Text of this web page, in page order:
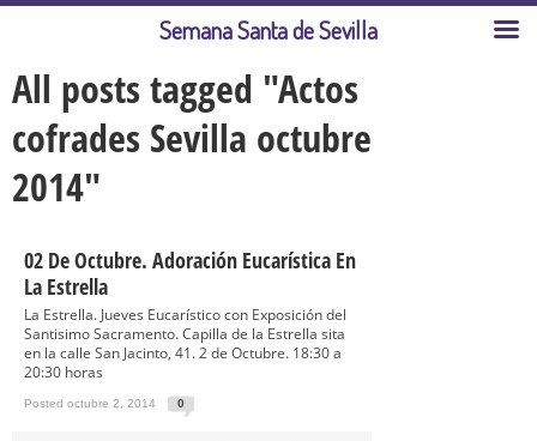
All posts tagged "Actos
cofrades Sevilla octubre
2014"
02 De Octubre. Adoración Eucarística En
La Estrella
La Estrella. Jueves Eucarístico con Exposición del
Santisimo Sacramento. Capilla de la Estrella sita
en la calle San Jacinto, 41. 2 de Octubre. 18:30 a
20:30 horas
Posted octubre 2, 2014 0
Semana Santa de Sevilla